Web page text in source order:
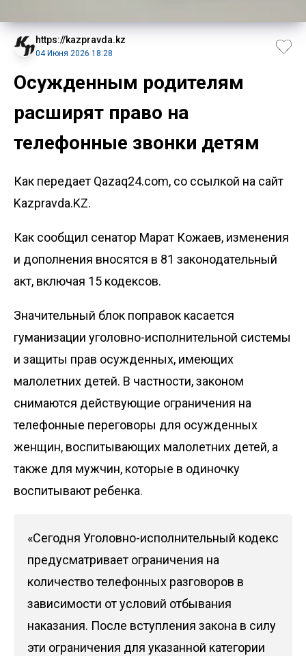
https://kazpravda.kz
04 Июня 2026 18:28
Осужденным родителям
расширят право на
телефонные звонки детям
Как передает Qazaq24.com, со ссылкой на сайт
Kazpravda.KZ.
Как сообщил сенатор Марат Кожаев, изменения
и дополнения вносятся в 81 законодательный
акт, включая 15 кодексов.
Значительный блок поправок касается
гуманизации уголовно-исполнительной системы
и защиты прав осужденных, имеющих
малолетних детей. В частности, законом
снимаются действующие ограничения на
телефонные переговоры для осужденных
женщин, воспитывающих малолетних детей, а
также для мужчин, которые в одиночку
воспитывают ребенка.
«Сегодня Уголовно-исполнительный кодекс
предусматривает ограничения на
количество телефонных разговоров в
зависимости от условий отбывания
наказания. После вступления закона в силу
эти ограничения для указанной категории